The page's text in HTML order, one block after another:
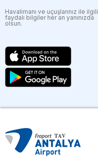
Havalimanı ve uçuşlarınız ile ilgili
faydalı bilgiler her an yanınızda
olsun.